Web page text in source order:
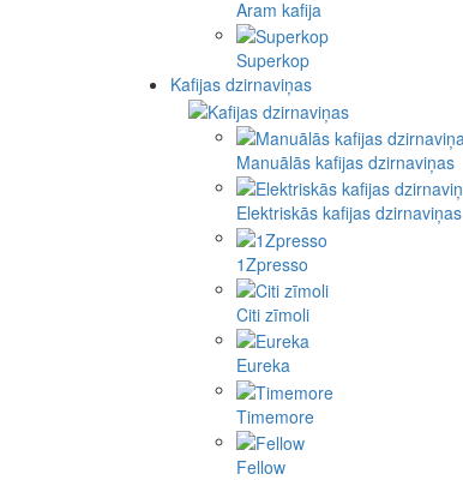
Aram kafija
Superkop
Kafijas dzirnaviņas
Manuālās kafijas dzirnaviņas
Elektriskās kafijas dzirnaviņas
1Zpresso
Citi zīmoli
Eureka
Timemore
Fellow